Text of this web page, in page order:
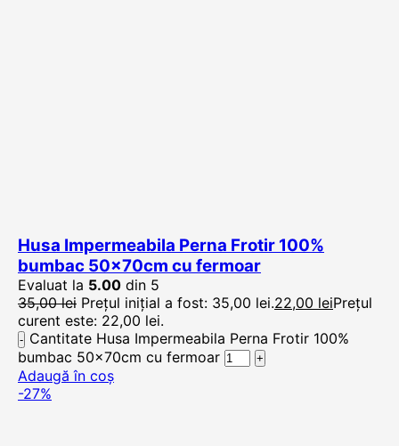
Husa Impermeabila Perna Frotir 100%
bumbac 50x70cm cu fermoar
Evaluat la 5.00 din 5
35,00lei Prețul inițial a fost: 35,00 lei.22,00 leiPrețul
curent este: 22,00 lei.
Cantitate Husa Impermeabila Perna Frotir 100%
bumbac 50x70cm cu fermoar
Adaugă în coș
-27%